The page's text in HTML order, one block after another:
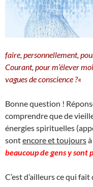
faire, personnellement,
Courant, pour m’élever
vagues de conscience ?«
Bonne question !
comprendre que de
énergies spirituelles
sontencore et toujours
beaucoup de gens y sont
C’est d’ailleurs ce qui